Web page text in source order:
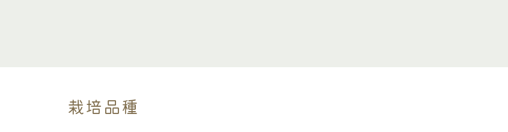
栽培品種